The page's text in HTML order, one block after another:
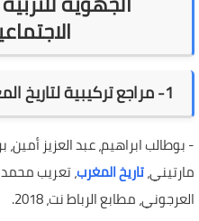
1- مراجع تركيبية لتاريخ المغرب
- بوطالب ابراهيم، عبد العزيز
مارتيني،تاريخ المغرب، تعريب محمد
العرجوني، مطابع الرباط نت، 2018.